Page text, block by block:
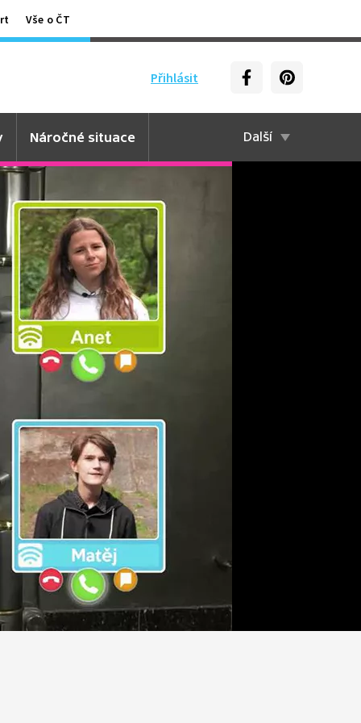
Vše o ČT
Přihlásit
Náročné situace Další